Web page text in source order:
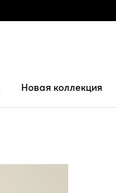
Новая коллекция